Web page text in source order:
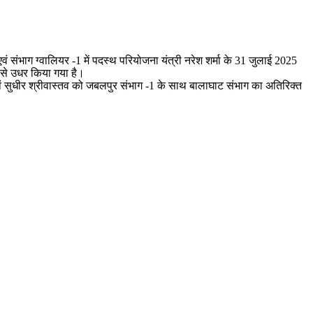
संभाग ग्वालियर -1 में पदस्थ परियोजना यंत्री नरेश शर्मा के 31 जुलाई 2025
से उधर किया गया है।
सुधीर श्रीवास्तव को जबलपुर संभाग -1 के साथ बालाघाट संभाग का अतिरिक्त